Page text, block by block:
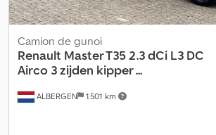
ALBERGEN 1.501 km
Camion de gunoi
Renault Master T35 2.3 dCi L3 DC
Airco 3 zijden kipper ...